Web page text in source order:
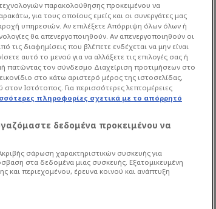
τον
την
για τη
πως αυτό
παρακολούθησης προκειμένου να
για τους οποίους εμείς και οι συνεργάτες μας
υπηρεσιών. Αν επιλέξετε Απόρριψη όλων όλων ή
θα απενεργοποιηθούν. Αν απενεργοποιηθούν οι
τις διαφημίσεις που βλέπετε ενδέχεται να μην είναι
αυτό το μενού για να αλλάξετε τις επιλογές σας ή
πατώντας τον σύνδεσμο Διαχείριση προτιμήσεων στο
στο κάτω αριστερό μέρος της ιστοσελίδας,
Ιστότοπος. Για περισσότερες λεπτομέρειες
πληροφορίες σχετικά με το απόρρητό
δεδομένα προκειμένου να
σάρωση χαρακτηριστικών συσκευής για
στα δεδομένα μιας συσκευής. Εξατομικευμένη
και περιεχομένου, έρευνα κοινού και ανάπτυξη